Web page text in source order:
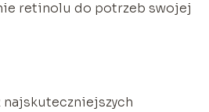
retinolu do potrzeb swojej